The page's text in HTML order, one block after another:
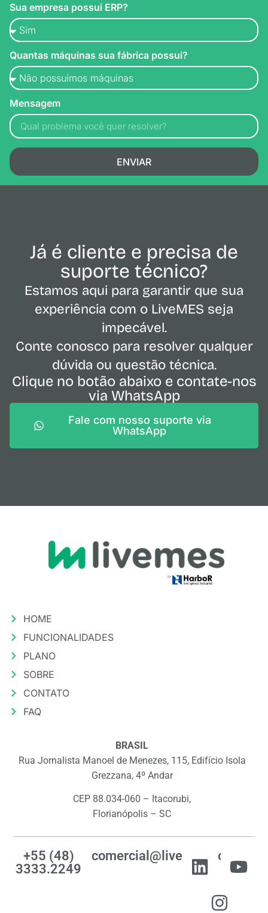
Sua empresa possui ERP?
Quantas máquinas sua fábrica possui?
Mensagem
ENVIAR
Já é cliente e precisa de
suporte técnico?
Estamos aqui para garantir que sua
experiência com o LiveMES seja
impecável.
Conte conosco para resolver qualquer
dúvida ou questão técnica.
Clique no botão abaixo e contate-nos
via WhatsApp
Fale com nosso suporte via
WhatsApp
HOME
FUNCIONALIDADES
PLANO
SOBRE
CONTATO
FAQ
BRASIL
Rua Jornalista Manoel de Menezes, 115, Edifício Isola
Grezzana, 4º Andar
CEP 88.034-060 – Itacorubi,
Florianópolis – SC
+55 (48)
3333.2249
comercial@livemes.com